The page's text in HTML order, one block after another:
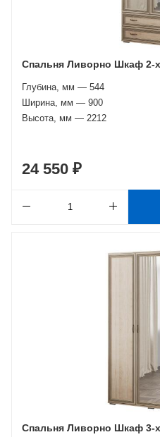
Спальня Ливорно Шкаф 2-
Глубина, мм — 544
Ширина, мм — 900
Высота, мм — 2212
24 550 ₽
Спальня Ливорно Шкаф 3-